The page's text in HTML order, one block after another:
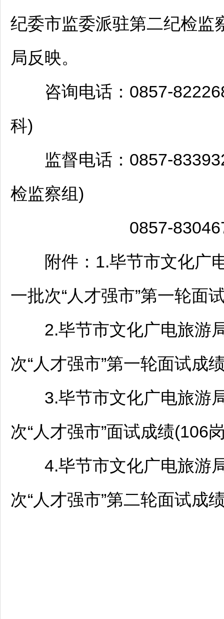
纪委市监委派驻第二纪检监
局反映。
咨询电话：0857-
科)
监督电话：0857-
检监察组)
0857-
附件：1.毕节市文化广
一批次“人才强市”第一轮面
2.毕节市文化广电旅游
次“人才强市”第一轮面试成
3.毕节市文化广电旅游
次“人才强市”面试成绩(106
4.毕节市文化广电旅游
次“人才强市”第二轮面试成